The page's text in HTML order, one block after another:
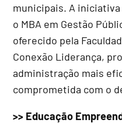
municipais. A
o MBA em Gestão
oferecido pela
Conexão Liderança,
administração mais
comprometida com o
>> Educação